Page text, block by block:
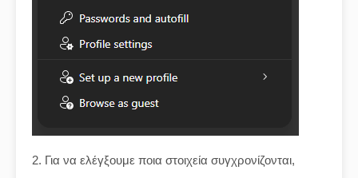
2. Για να ελέγξουμε ποια στοιχεία συγχρονίζονται,